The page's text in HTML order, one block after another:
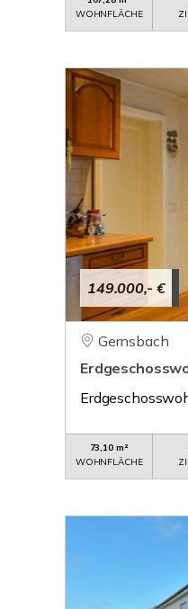
WOHNFLÄCHE
149.000,- €
Gernsbach
73,10 m²
WOHNFLÄCHE